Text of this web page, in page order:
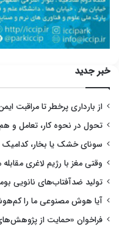
خبر جدید
از بارداری پرخطر تا مراقبت
تحول در نحوه کار، تعامل و
سونای خشک یا بخار،
وقتی مغز با رژیم لاغری
تولید ضدآفتاب‌های نانویی
آیا هوش مصنوعی ما را
فراخوان «حمایت از